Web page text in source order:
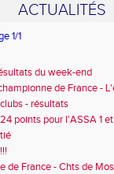
ACTUALITÉS
1/1
du week-end
de France -
- résultats
points pour l'ASSA 1
de France - Chts de